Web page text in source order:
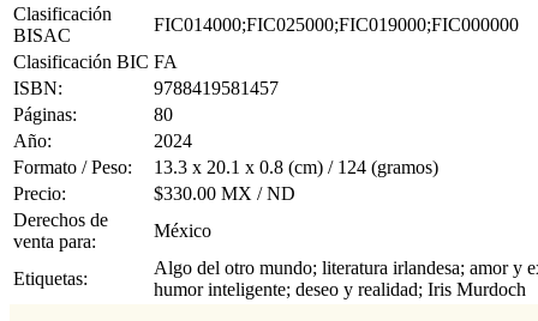
Clasificación
BISAC
FIC014000;FIC025000;FIC019000;FIC000000
Clasificación BIC FA
ISBN:
9788419581457
Páginas:
80
Año:
2024
Formato / Peso:
13.3 x 20.1 x 0.8 (cm) / 124 (gramos)
Precio:
$330.00 MX / ND
Derechos de
venta para:
México
Etiquetas:
Algo del otro mundo; literatura irlandesa; amor y
humor inteligente; deseo y realidad; Iris Murdoch